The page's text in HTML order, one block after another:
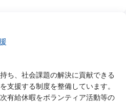
ち、社会課題の解決に貢献できる
支援する制度を整備しています。
有給休暇をボランティア活動等の